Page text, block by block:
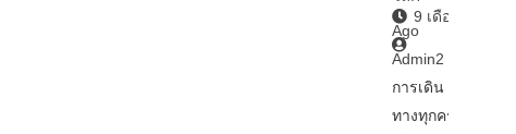
Admin2
การเดิน
ทางทุกครั้ง
เริ่มต้…